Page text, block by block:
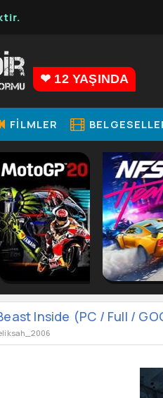
❤ 12 YAŞINDA
FILMLER
Inside (PC / Full /